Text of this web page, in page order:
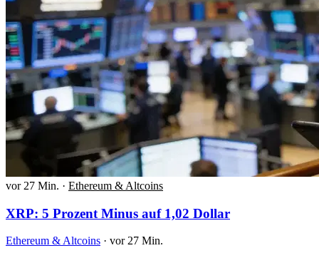
vor 27 Min. · Ethereum & Altcoins
XRP: 5 Prozent Minus auf 1,02 Dollar
Ethereum & Altcoins · vor 27 Min.